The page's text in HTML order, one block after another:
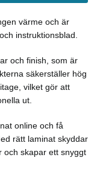
värme och är
instruktionsblad.
och finish, som är
säkerställer hög
vilket gör att
ut.
online och få
rätt laminat skyddar
och skapar ett snyggt